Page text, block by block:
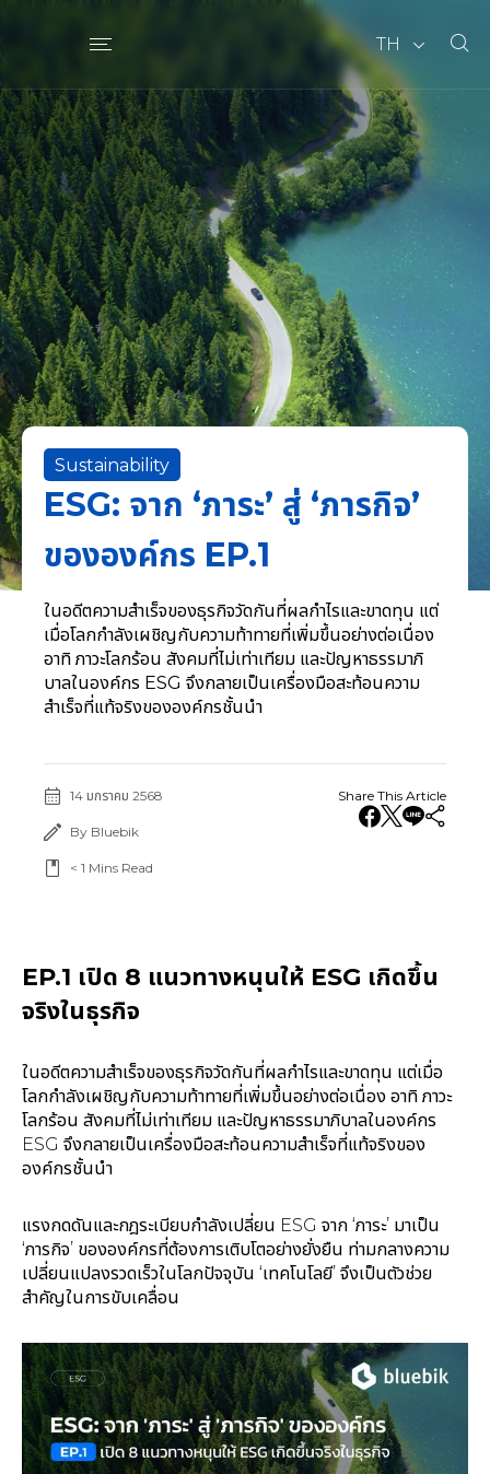
TH
Sustainability
ESG: จาก ‘ภาระ’ สู่ ‘ภารกิจ’
ขององค์กร EP.1
ในอดีตความสำเร็จของธุรกิจวัดกันที่ผลกำไรและขาดทุน แต่
เมื่อโลกกำลังเผชิญกับความท้าทายที่เพิ่มขึ้นอย่างต่อเนื่อง
อาทิ ภาวะโลกร้อน สังคมที่ไม่เท่าเทียม และปัญหาธรรมาภิ
บาลในองค์กร ESG จึงกลายเป็นเครื่องมือสะท้อนความ
สำเร็จที่แท้จริงขององค์กรชั้นนำ
14 มกราคม 2568
By Bluebik
< 1 Mins Read
Share This Article
EP.1 เปิด 8 แนวทางหนุนให้ ESG เกิดขึ้น
จริงในธุรกิจ
ในอดีตความสำเร็จของธุรกิจวัดกันที่ผลกำไรและขาดทุน แต่เมื่อ
โลกกำลังเผชิญกับความท้าทายที่เพิ่มขึ้นอย่างต่อเนื่อง อาทิ ภาวะ
โลกร้อน สังคมที่ไม่เท่าเทียม และปัญหาธรรมาภิบาลในองค์กร
ESG จึงกลายเป็นเครื่องมือสะท้อนความสำเร็จที่แท้จริงของ
องค์กรชั้นนำ
แรงกดดันและกฎระเบียบกำลังเปลี่ยน ESG จาก ‘ภาระ’ มาเป็น
‘ภารกิจ’ ขององค์กรที่ต้องการเติบโตอย่างยั่งยืน ท่ามกลางความ
เปลี่ยนแปลงรวดเร็วในโลกปัจจุบัน ‘เทคโนโลยี’ จึงเป็นตัวช่วย
สำคัญในการขับเคลื่อน